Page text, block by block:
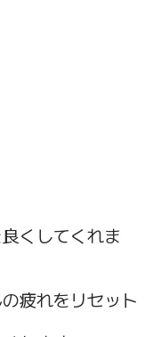
くしてくれま
疲れをリセット